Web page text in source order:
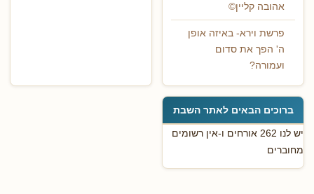
אהובה קליין©
פרשת וירא- באיזה אופן
ה' הפך את סדום
ועמורה?
ברוכים הבאים לאתר השבת
יש לנו 262 אורחים ו-אין רשומים
מחוברים